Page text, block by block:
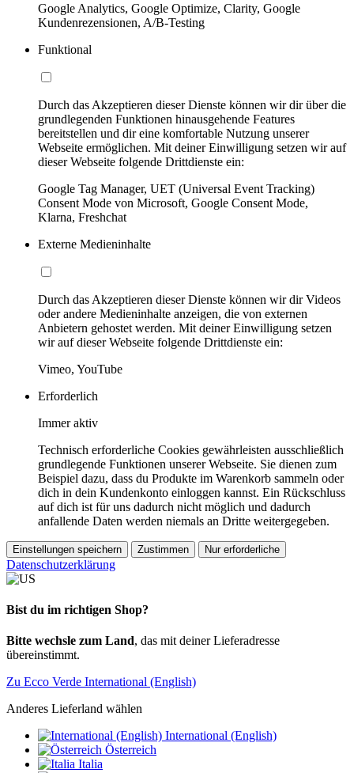
Google Analytics, Google Optimize, Clarity, Google
Kundenrezensionen, A/B-Testing
Funktional
Durch das Akzeptieren dieser Dienste können wir dir über die
grundlegenden Funktionen hinausgehende Features
bereitstellen und dir eine komfortable Nutzung unserer
Webseite ermöglichen. Mit deiner Einwilligung setzen wir auf
dieser Webseite folgende Drittdienste ein:
Google Tag Manager, UET (Universal Event Tracking)
Consent Mode von Microsoft, Google Consent Mode,
Klarna, Freshchat
Externe Medieninhalte
Durch das Akzeptieren dieser Dienste können wir dir Videos
oder andere Medieninhalte anzeigen, die von externen
Anbietern gehostet werden. Mit deiner Einwilligung setzen
wir auf dieser Webseite folgende Drittdienste ein:
Vimeo, YouTube
Erforderlich
Immer aktiv
Technisch erforderliche Cookies gewährleisten ausschließlich
grundlegende Funktionen unserer Webseite. Sie dienen zum
Beispiel dazu, dass du Produkte im Warenkorb sammeln oder
dich in dein Kundenkonto einloggen kannst. Ein Rückschluss
auf dich ist für uns dadurch nicht möglich und dadurch
anfallende Daten werden niemals an Dritte weitergegeben.
Einstellungen speichern Zustimmen Nur erforderliche
Datenschutzerklärung
Bist du im richtigen Shop?
Bitte wechsle zum Land, das mit deiner Lieferadresse
übereinstimmt.
Zu Ecco Verde International (English)
Anderes Lieferland wählen
International (English)
Österreich
Italia